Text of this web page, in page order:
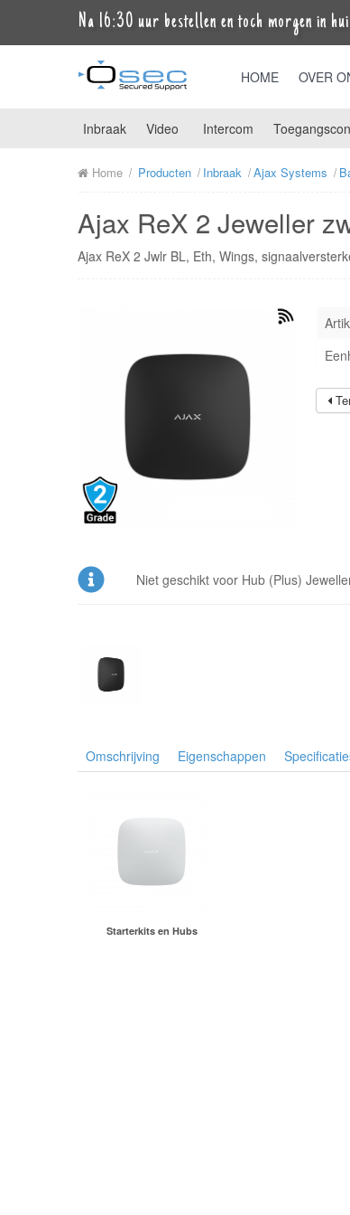
Na 16:30 uur bestellen en toch morgen in
HOME OVER
Inbraak Video Intercom
Home Producten Inbraak Ajax Systems
Ajax ReX 2 Jeweller
Ajax ReX 2 Jwlr BL, Eth, Wings,
Niet geschikt voor Hub (Plus)
Omschrijving Eigenschappen
Starterkits en Hubs